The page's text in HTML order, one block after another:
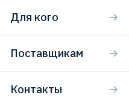
Для кого
Поставщикам
Контакты